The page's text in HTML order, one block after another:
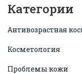
Категории
Антивозрастная
Косметология
Проблемы кожи